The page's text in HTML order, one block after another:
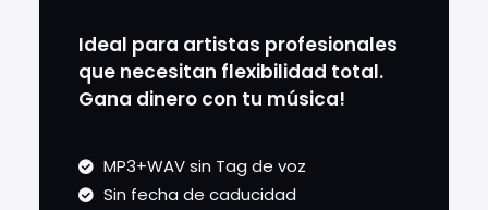
Ideal para artistas profesionales
que necesitan flexibilidad total.
Gana dinero con tu música!
MP3+WAV sin Tag de voz
Sin fecha de caducidad